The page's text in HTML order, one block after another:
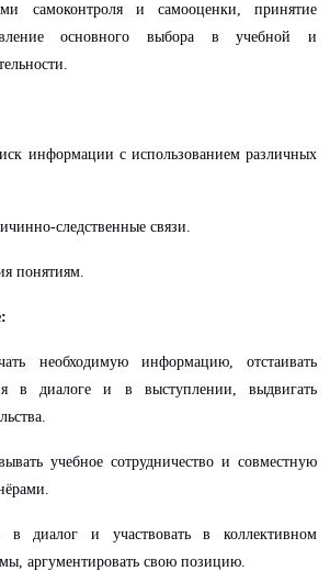
самоконтроля и самооценки, принятие
основного выбора в учебной и
информации с использованием различных
следственные связи.
понятиям.
необходимую информацию, отстаивать
в диалоге и в выступлении, выдвигать
учебное сотрудничество и совместную
в диалог и участвовать в коллективном
аргументировать свою позицию.